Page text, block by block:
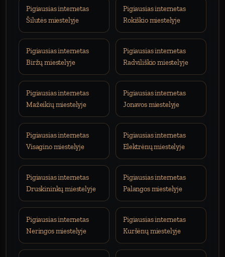
Pigiausias internetas
Šilutės miestelyje
Pigiausias internetas
Rokiškio miestelyje
Pigiausias internetas
Biržų miestelyje
Pigiausias internetas
Radviliškio miestelyje
Pigiausias internetas
Mažeikių miestelyje
Pigiausias internetas
Jonavos miestelyje
Pigiausias internetas
Visagino miestelyje
Pigiausias internetas
Elektrėnų miestelyje
Pigiausias internetas
Druskininkų miestelyje
Pigiausias internetas
Palangos miestelyje
Pigiausias internetas
Neringos miestelyje
Pigiausias internetas
Kuršėnų miestelyje